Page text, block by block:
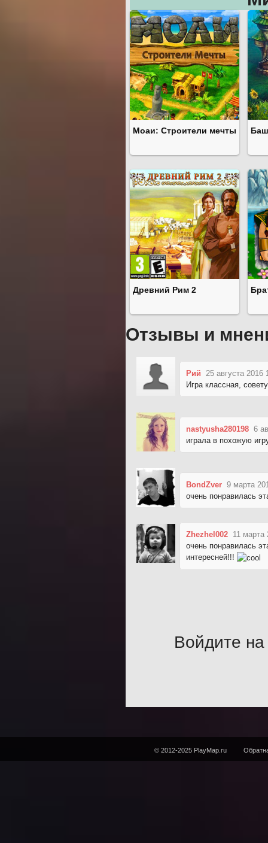
Моаи: Строители мечты
Древний Рим 2
Отзывы и
Рий
25 августа 2016
Игра классная,
nastyusha280198 6
играла в похожую
BondZver 9 марта
очень понравилась
Zhezhel002 11 марта
очень понравилась
интересней!!!
Войдите на
© 2012-2025 PlayMap.ru